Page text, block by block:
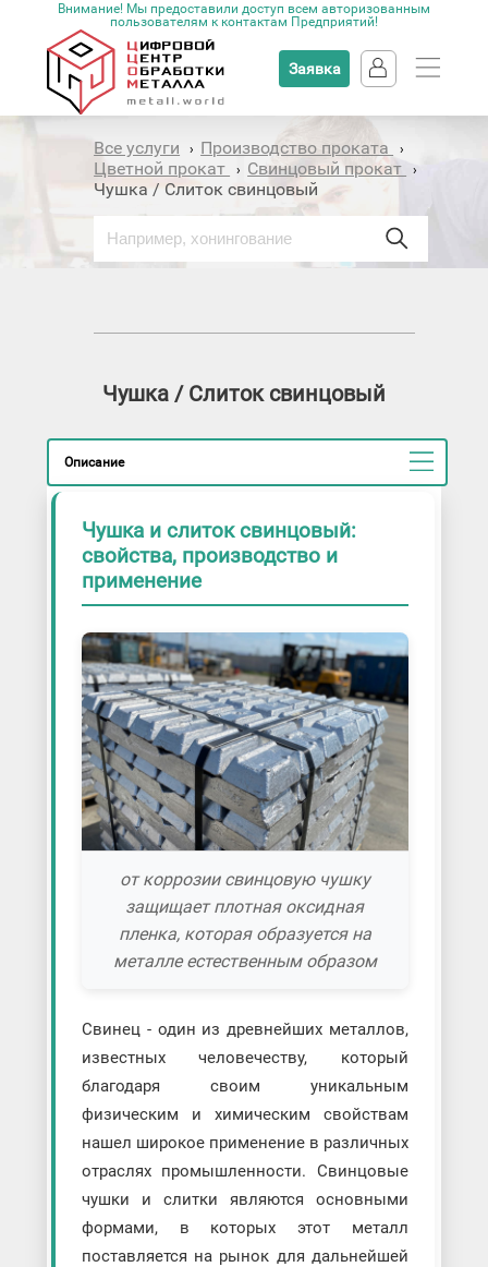
Внимание! Мы предоставили доступ всем авторизованным
пользователям к контактам Предприятий!
Заявка
Все услуги › Производство проката ›
Цветной прокат › Свинцовый прокат ›
Чушка / Слиток свинцовый
Чушка / Слиток свинцовый
Описание
Чушка и слиток свинцовый:
свойства, производство и
применение
от коррозии свинцовую чушку
защищает плотная оксидная
пленка, которая образуется на
металле естественным образом
Свинец - один из древнейших металлов,
известных человечеству, который
благодаря своим уникальным
физическим и химическим свойствам
нашел широкое применение в различных
отраслях промышленности. Свинцовые
чушки и слитки являются основными
формами, в которых этот металл
поставляется на рынок для дальнейшей